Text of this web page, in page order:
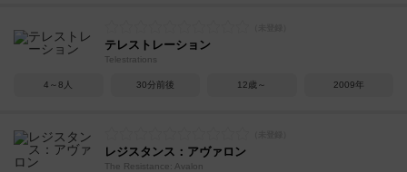
テレストレーション
Telestrations
4～8人 30分前後 12歳～ 2009年
レジスタンス：アヴァロン
The Resistance: Avalon